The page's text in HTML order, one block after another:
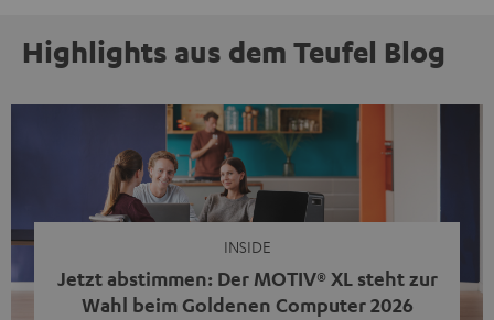
Highlights aus dem Teufel Blog
INSIDE
Jetzt abstimmen: Der MOTIV® XL steht zur
Wahl beim Goldenen Computer 2026